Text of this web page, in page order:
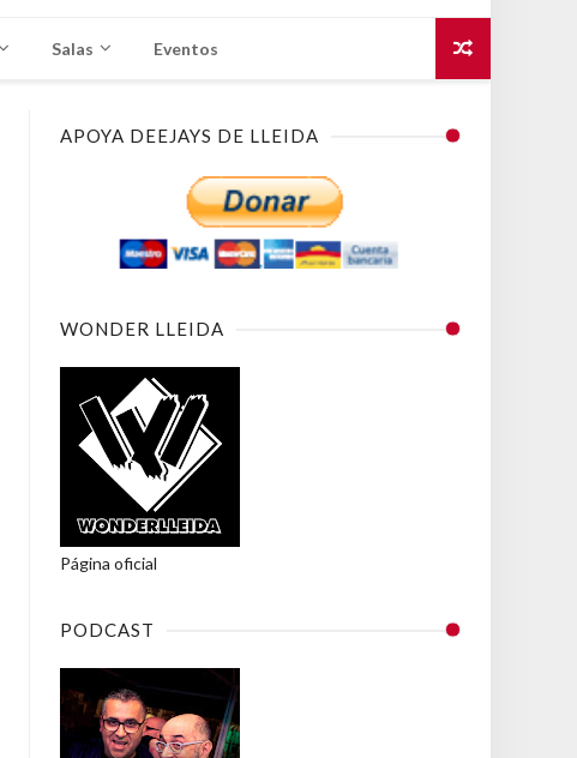
Salas Eventos
APOYA DEEJAYS DE LLEIDA
WONDER LLEIDA
Página oficial
PODCAST